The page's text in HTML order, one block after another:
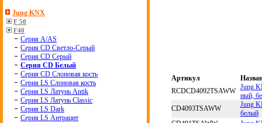
Jung KNX
F 50
F40
Серия A/AS
Серия CD Светло-Серый
Серия CD Серый
Серия CD Белый
Серия CD Слоновая кость
Серия LS Слоновая кость
Серия LS Латунь Antik
Серия LS Латунь Classic
Серия LS Dark
Серия LS Антрацит
Артикул
RCDCD4092TSAWW
Jung
ный,
CD4093TSAWW
Jung
белый